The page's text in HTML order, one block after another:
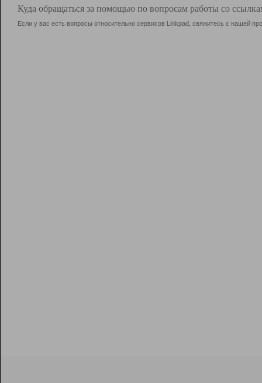
Куда обращаться за помощью по вопросам работы со
Если у вас есть вопросы относительно сервисов Linkpad, свяжитесь с нашей